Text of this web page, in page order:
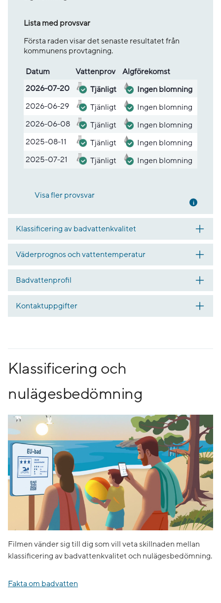
Lista med provsvar
Första raden visar det senaste resultatet från
kommunens provtagning.
Lista med provsvar
Datum Vatten­prov
Alg­före­komst
2026-07-20
Tjänligt
Ingen blomning
2026-06-29
Tjänligt
Ingen blomning
2026-06-08
Tjänligt
Ingen blomning
2025-08-11
Tjänligt
Ingen blomning
2025-07-21
Tjänligt Ingen blomning
Visa fler provsvar Mer
Klassificering av badvattenkvalitet
Väderprognos och vattentemperatur
Badvattenprofil
Kontaktuppgifter
Klassificering och
nulägesbedömning
Filmen vänder sig till dig som vill veta skillnaden mellan
klassificering av badvattenkvalitet och nulägesbedömning.
Fakta om badvatten